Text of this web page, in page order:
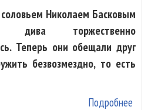
Николаем Басковым
дива торжественно
Теперь они обещали друг
безвозмездно, то есть
Подробнее